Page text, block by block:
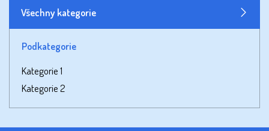
Všechny kategorie
Podkategorie
Kategorie 1
Kategorie 2